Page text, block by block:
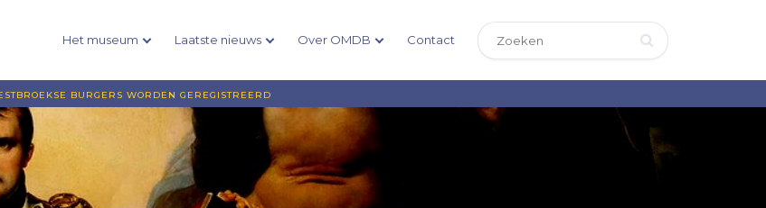
Het museum Laatste nieuws Over OMDB Contact
BURGERS WORDEN GEREGISTREERD